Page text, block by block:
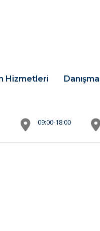
Hizmetleri
09:00-18:00